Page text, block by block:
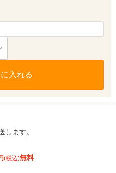
入れる
します。
(税込)無料